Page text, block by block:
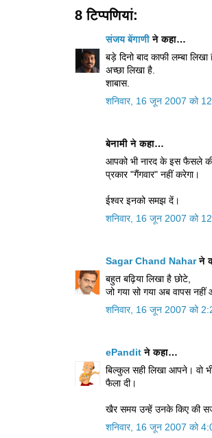
8 टिप्‍पणियां:
संजय बेंगाणीने कहा…
बड़े दिनो बाद काफी लम्बा लिखा
अच्छा लिखा है.
शाबास.
शनिवार, 16 जून 2007 को
बेनामी ने कहा…
आपको भी नारद के इस फैसले
प्रकार "गैंगवार" नहीं करेगा।
ईश्वर इनको समझ दें।
शनिवार, 16 जून 2007 को
Sagar Chand Naharने
बहुत बढ़िया लिखा है छोटे,
जो गया सो गया अब वापस नहीं
शनिवार, 16 जून 2007 को
ePanditने कहा…
बिल्कुल सही लिखा आपने। वो
फैला दी।
खैर समय उन्हें उनके किए की
शनिवार, 16 जून 2007 को